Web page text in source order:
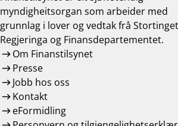
myndigheitsorgan som arbeider med
grunnlag i lover og vedtak frå
Regjeringa og Finansdepartementet.
Om Finanstilsynet
Presse
Jobb hos oss
Kontakt
eFormidling